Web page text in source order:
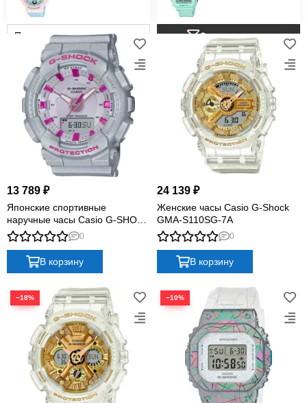
Фильтр товаров
13 789 ₽
Японские спортивные
наручные часы Casio G-SHOCK
GMA-S130NP-8A с
хронографом
0
В корзину
24 139 ₽
Женские часы Casio G-Shock
GMA-S110SG-7A
0
В корзину
−18% −10%